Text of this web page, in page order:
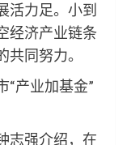
活力足。小到
经济产业链条
同努力。
“产业加基金”
志强介绍，在